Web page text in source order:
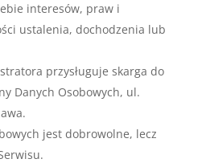
interesów, praw i
ustalenia, dochodzenia lub
przysługuje skarga do
Danych Osobowych, ul.
jest dobrowolne, lecz